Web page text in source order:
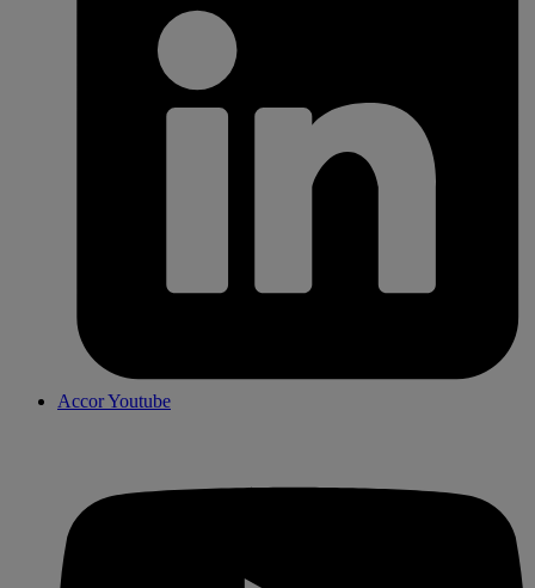
Accor Youtube